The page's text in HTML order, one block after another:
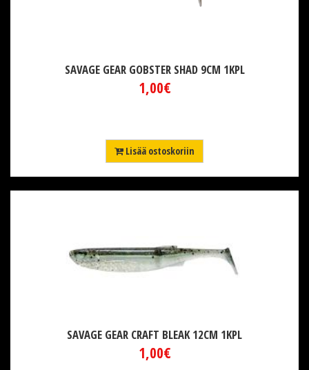
SAVAGE GEAR GOBSTER SHAD 9CM 1KPL
1,00€
Lisää ostoskoriin
SAVAGE GEAR CRAFT BLEAK 12CM 1KPL
1,00€